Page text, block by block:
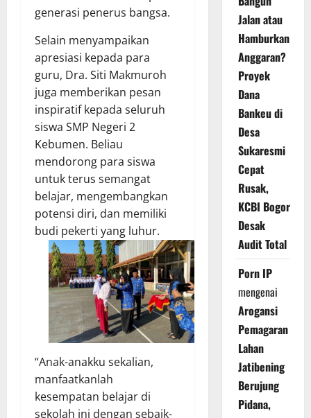
generasi penerus bangsa.
Selain menyampaikan
apresiasi kepada para
guru, Dra. Siti Makmuroh
juga memberikan pesan
inspiratif kepada seluruh
siswa SMP Negeri 2
Kebumen. Beliau
mendorong para siswa
untuk terus semangat
belajar, mengembangkan
potensi diri, dan memiliki
budi pekerti yang luhur.
“Anak-anakku sekalian,
manfaatkanlah
kesempatan belajar di
sekolah ini dengan sebaik-
Jalan atau
Hamburkan
Anggaran?
Proyek
Dana
Bankeu di
Desa
Sukaresmi
Cepat
Rusak,
KCBI Bogor
Desak
Audit Total
Porn IP
mengenai
Arogansi
Pemagaran
Lahan
Jatibening
Berujung
Pidana,